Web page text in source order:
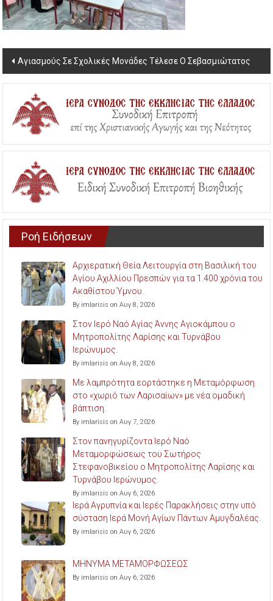
Post
navigation
Αγιασμούς Σε Σχολικές Μονάδες Τέλεσε Ο Σεβασμιώτατος
Ροή Ειδήσεων
Αρχιερατική Θεία Λειτουργία στη Βασιλική του
Αγίου Αχιλλίου Πρεσπών για τα 1.400 χρόνια του
Ακαθίστου Ύμνου.
By imlarisis on Αυγ 8, 2026
Στον Ιερό Ναό Αγίας Άννης Αγιοκάμπου ο
Μητροπολίτης Λαρίσης και Τυρνάβου
Ιερώνυμος.
By imlarisis on Αυγ 8, 2026
Με λαμπρότητα εορτάστηκε η Μεταμόρφωση
στο «χωριό των Λαρισαίων» με νέα ομαδική
βάπτιση.
By imlarisis on Αυγ 7, 2026
Στον πανηγυρίζοντα Ιερό Ναό
Μεταμορφώσεως του Σωτήρος
Στεφανοβικείου ο Μητροπολίτης Λαρίσης και
Τυρνάβου Ιερώνυμος.
By imlarisis on Αυγ 6, 2026
Ιερά Αγρυπνία και Ιερές Παρακλήσεις στην υπό
σύσταση Ιερά Μονή Αγίων Πάντων Αμυγδαλέας.
By imlarisis on Αυγ 6, 2026
ΜΗΝΥΜΑ ΜΕΤΑΜΟΡΦΩΣΕΩΣ
By imlarisis on Αυγ 6, 2026